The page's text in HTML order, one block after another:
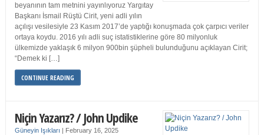
beyanının tam metnini yayınlıyoruz Yargıtay
Başkanı İsmail Rüştü Cirit, yeni adli yılın
açılışı vesilesiyle 23 Kasım 2017’de yaptığı konuşmada çok çarpıcı veriler
ortaya koydu. 2016 yılı adli suç istatistiklerine göre 80 milyonluk
ülkemizde yaklaşık 6 milyon 900bin şüpheli bulunduğunu açıklayan Cirit;
“Demek ki […]
CONTINUE READING
Niçin Yazarız? / John Updike
Güneyin Işıkları | February 16, 2025